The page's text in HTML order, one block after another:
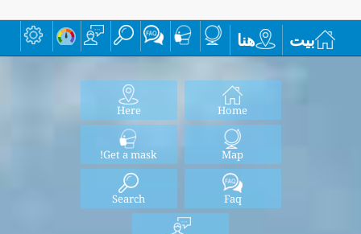
بيت هنا
Home
Here
Map
Get a mask!
Faq
Search